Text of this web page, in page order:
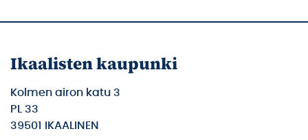
Ikaalisten kaupunki
Kolmen airon katu 3
PL 33
39501 IKAALINEN